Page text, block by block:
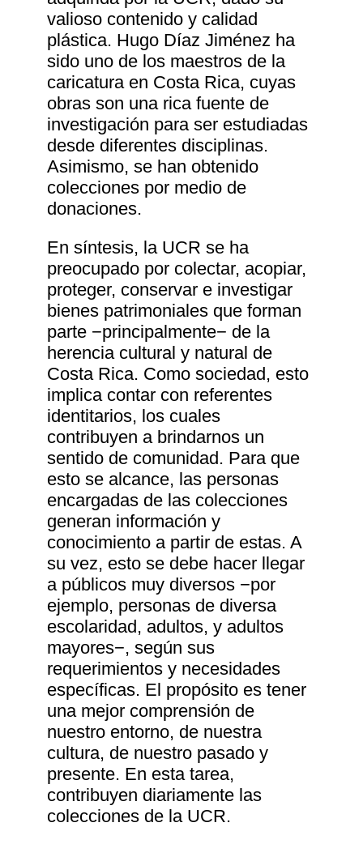
valioso contenido y calidad
plástica. Hugo Díaz Jiménez ha
sido uno de los maestros de la
caricatura en Costa Rica, cuyas
obras son una rica fuente de
investigación para ser estudiadas
desde diferentes disciplinas.
Asimismo, se han obtenido
colecciones por medio de
donaciones.
En síntesis, la UCR se ha
preocupado por colectar, acopiar,
proteger, conservar e investigar
bienes patrimoniales que forman
parte −principalmente− de la
herencia cultural y natural de
Costa Rica. Como sociedad, esto
implica contar con referentes
identitarios, los cuales
contribuyen a brindarnos un
sentido de comunidad. Para que
esto se alcance, las personas
encargadas de las colecciones
generan información y
conocimiento a partir de estas. A
su vez, esto se debe hacer llegar
a públicos muy diversos −por
ejemplo, personas de diversa
escolaridad, adultos, y adultos
mayores−, según sus
requerimientos y necesidades
específicas. El propósito es tener
una mejor comprensión de
nuestro entorno, de nuestra
cultura, de nuestro pasado y
presente. En esta tarea,
contribuyen diariamente las
colecciones de la UCR.